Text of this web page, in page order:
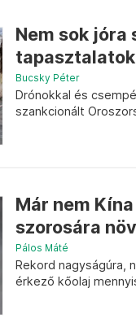
Nem sok jóra
Bucsky Péter
Drónokkal és
szankcionált
Már nem
szorosára
Pálos Máté
Rekord nagyságúra,
érkező kőolaj